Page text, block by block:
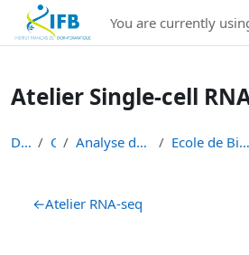
Institut Français de Bioinformatique -
Skip to main contentYou are currently
Atelier Single-cell
Dashboard Courses Analyse de données de séquençage haut débit Ecole de Bioinformatique - IFB - Inserm - INRAe EB...
Section outline
←Atelier RNA-seq